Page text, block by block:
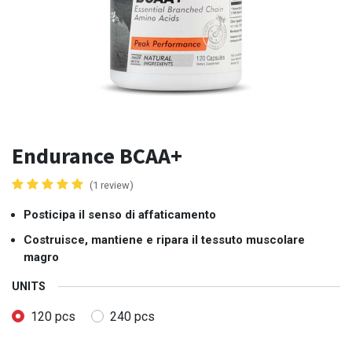
Endurance BCAA+
(1 review)
Posticipa il senso di affaticamento
Costruisce, mantiene e ripara il tessuto muscolare
magro
UNITS
120 pcs 240 pcs